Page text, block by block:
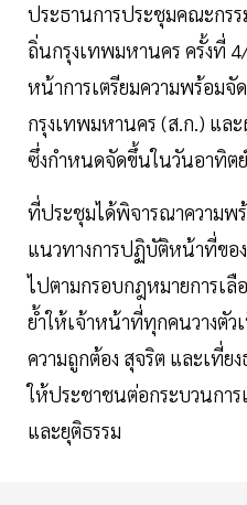
ประธานการประชุมคณะกรร
ถิ่นกรุงเทพมหานคร ครั้งที่
หน้าการเตรียมความพร้อมจั
กรุงเทพมหานคร (ส.ก.) แล
ซึ่งกำหนดจัดขึ้นในวันอาทิต
ที่ประชุมได้พิจารณาความพ
แนวทางการปฏิบัติหน้าที่ขอ
ไปตามกรอบกฎหมายการเลื
ย้ำให้เจ้าหน้าที่ทุกคนวางตั
ความถูกต้อง สุจริต และเที่ย
ให้ประชาชนต่อกระบวนการ
และยุติธรรม